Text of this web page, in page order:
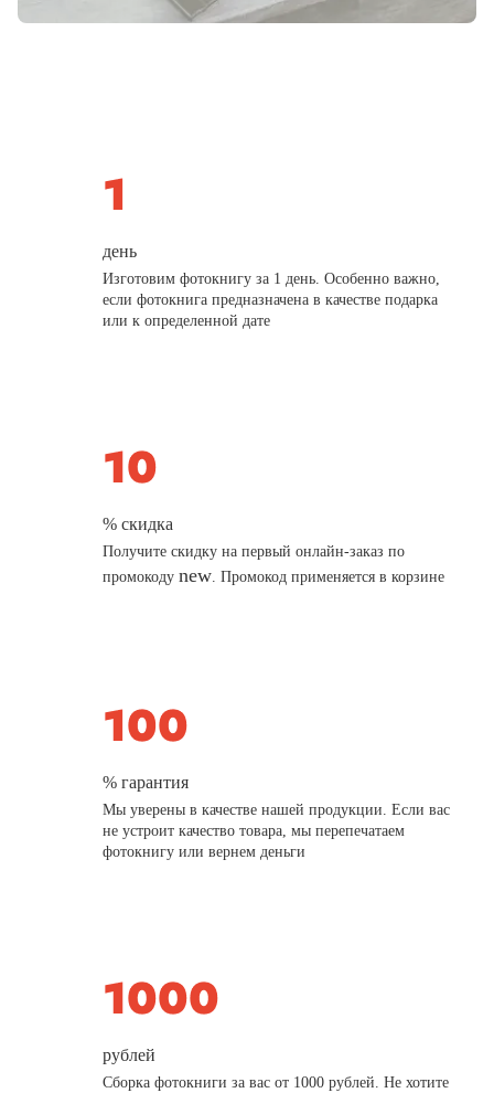
день
Изготовим фотокнигу за 1 день. Особенно важно,
если фотокнига предназначена в качестве подарка
или к определенной дате
% скидка
Получите скидку на первый онлайн-заказ по
промокодуnew. Промокод применяется в корзине
% гарантия
Мы уверены в качестве нашей продукции. Если вас
не устроит качество товара, мы перепечатаем
фотокнигу или вернем деньги
рублей
Сборка фотокниги за вас от 1000 рублей. Не хотите